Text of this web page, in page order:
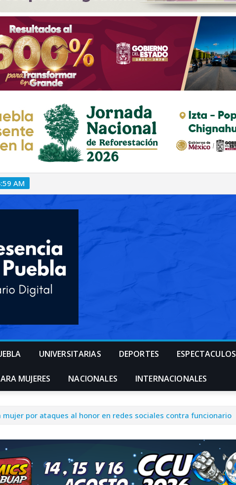
AM
UNIVERSITARIAS DEPORTES ESPECTACULOS
MUJERES NACIONALES INTERNACIONALES
mujer por ataques al honor en redes sociales contra funcionario